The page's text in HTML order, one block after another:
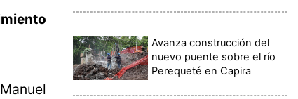
Avanza construcción del
nuevo puente sobre el río
Perequeté en Capira